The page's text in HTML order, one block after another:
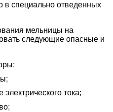
в специально отведенных
мельницы на
следующие опасные и
тока;